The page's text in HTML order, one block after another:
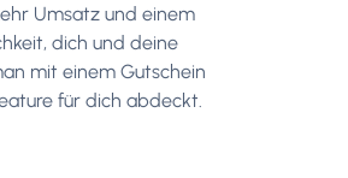
Umsatz und einem
dich und deine
mit einem Gutschein
für dich abdeckt.